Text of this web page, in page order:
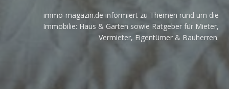
immo-magazin.de informiert zu Themen rund um die
Immobilie: Haus & Garten sowie Ratgeber für Mieter,
Vermieter, Eigentümer & Bauherren.